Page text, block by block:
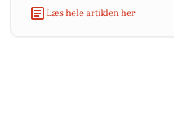
Læs hele artiklen her